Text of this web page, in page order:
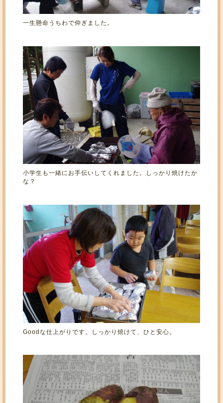
一生懸命うちわで仰ぎました。
小学生も一緒にお手伝いしてくれました。しっかり焼けたか
な？
Goodな仕上がりです。しっかり焼けて、ひと安心。